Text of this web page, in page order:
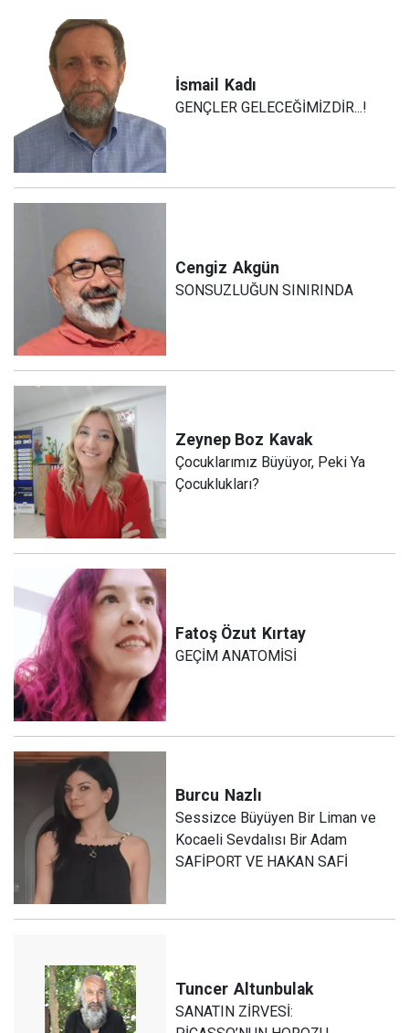
İsmail Kadı
GENÇLER GELECEĞİMİZDİR...!
Cengiz Akgün
SONSUZLUĞUN SINIRINDA
Zeynep Boz Kavak
Çocuklarımız Büyüyor, Peki Ya
Çocuklukları?
Fatoş Özut Kırtay
GEÇİM ANATOMİSİ
Burcu Nazlı
Sessizce Büyüyen Bir Liman ve
Kocaeli Sevdalısı Bir Adam
SAFİPORT VE HAKAN SAFİ
Tuncer Altunbulak
SANATIN ZİRVESİ: